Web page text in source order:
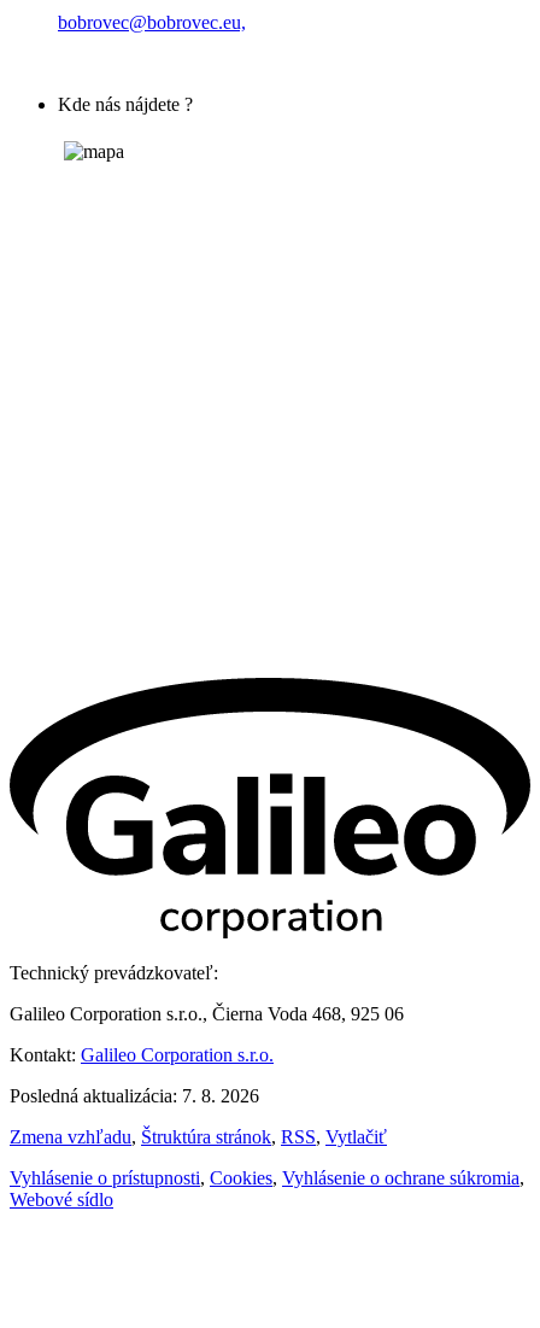
bobrovec@bobrovec.eu,
Kde nás nájdete ?
Technický prevádzkovateľ:
Galileo Corporation s.r.o., Čierna Voda 468, 925 06
Kontakt: Galileo Corporation s.r.o.
Posledná aktualizácia: 7. 8. 2026
Zmena vzhľadu, Štruktúra stránok, RSS, Vytlačiť
Vyhlásenie o prístupnosti, Cookies, Vyhlásenie o ochrane súkromia,
Webové sídlo